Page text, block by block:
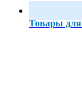
Товары для